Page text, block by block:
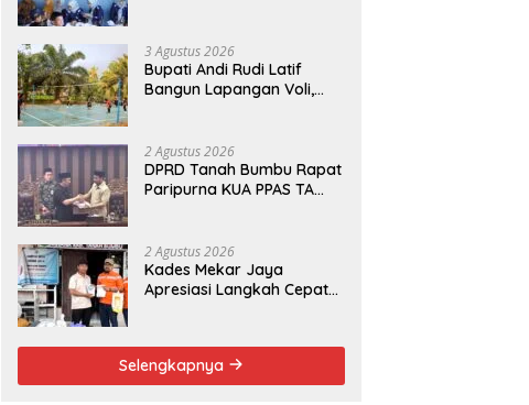
3 Agustus 2026
Bupati Andi Rudi Latif
Bangun Lapangan Voli,
2 Agustus 2026
DPRD Tanah Bumbu Rapat
Paripurna KUA PPAS TA
2 Agustus 2026
Kades Mekar Jaya
Apresiasi Langkah Cepat
Selengkapnya